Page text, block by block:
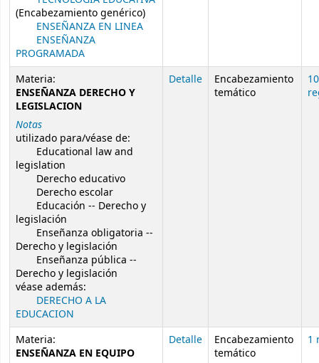
(Encabezamiento genérico)
ENSEÑANZA EN LINEA
ENSEÑANZA
PROGRAMADA
Materia:
ENSEÑANZA DERECHO Y
LEGISLACION
Notas
utilizado para/véase de:
Educational law and
legislation
Derecho educativo
Derecho escolar
Educación -- Derecho y
legislación
Enseñanza obligatoria --
Derecho y legislación
Enseñanza pública --
Derecho y legislación
véase además:
DERECHO A LA
EDUCACION
Detalle
Encabezamiento
temático
10
Materia:
ENSEÑANZA EN EQUIPO
Detalle
Encabezamiento
temático
1